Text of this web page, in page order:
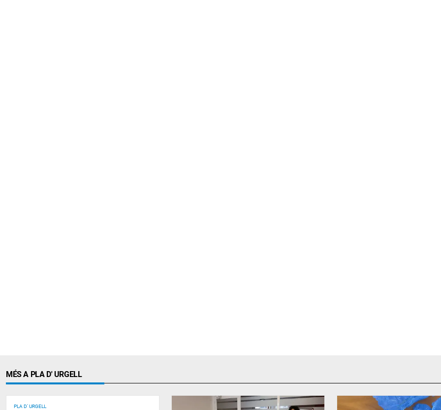
MÉS A PLA D' URGELL
PLA D' URGELL